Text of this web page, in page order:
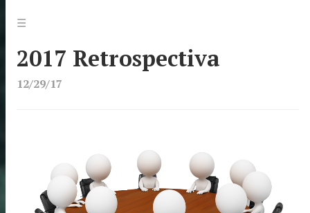
to:☰
2017 Retrospectiva
12/29/17